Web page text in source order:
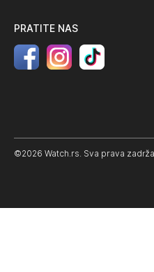
PRATITE NAS
©2026 Watch.rs. Sva prava